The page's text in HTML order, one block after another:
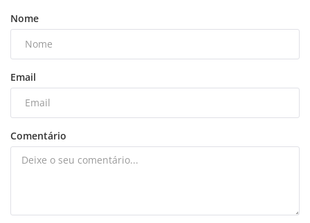
Nome
Email
Comentário